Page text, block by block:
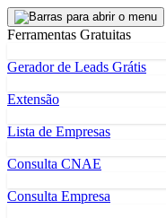
Ferramentas Gratuitas
Gerador de Leads Grátis
Extensão
Lista de Empresas
Consulta CNAE
Consulta Empresa